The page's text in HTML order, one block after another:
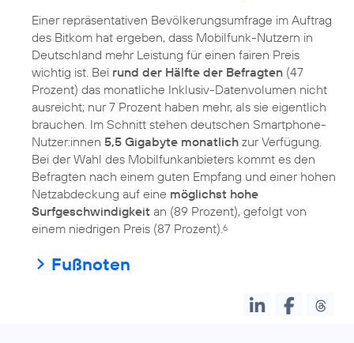
Einer repräsentativen Bevölkerungsumfrage im Auftrag
des Bitkom hat ergeben, dass Mobilfunk-Nutzern in
Deutschland mehr Leistung für einen fairen Preis
wichtig ist. Bei rund der Hälfte der Befragten (47
Prozent) das monatliche Inklusiv-Datenvolumen nicht
ausreicht; nur 7 Prozent haben mehr, als sie eigentlich
brauchen. Im Schnitt stehen deutschen Smartphone-
Nutzer:innen 5,5 Gigabyte monatlich zur Verfügung.
Bei der Wahl des Mobilfunkanbieters kommt es den
Befragten nach einem guten Empfang und einer hohen
Netzabdeckung auf eine möglichst hohe
Surfgeschwindigkeit an (89 Prozent), gefolgt von
einem niedrigen Preis (87 Prozent). 6
Fußnoten